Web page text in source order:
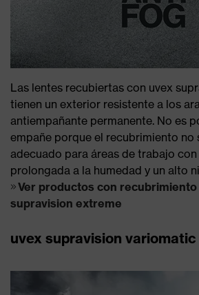
Las lentes recubiertas con uvex
tienen un exterior resistente a los
antiempañante permanente. No es
empañe porque el recubrimiento no
adecuado para áreas de trabajo
prolongada a la humedad y un alto
Ver productos con
supravision extreme
uvex supravision variomatic